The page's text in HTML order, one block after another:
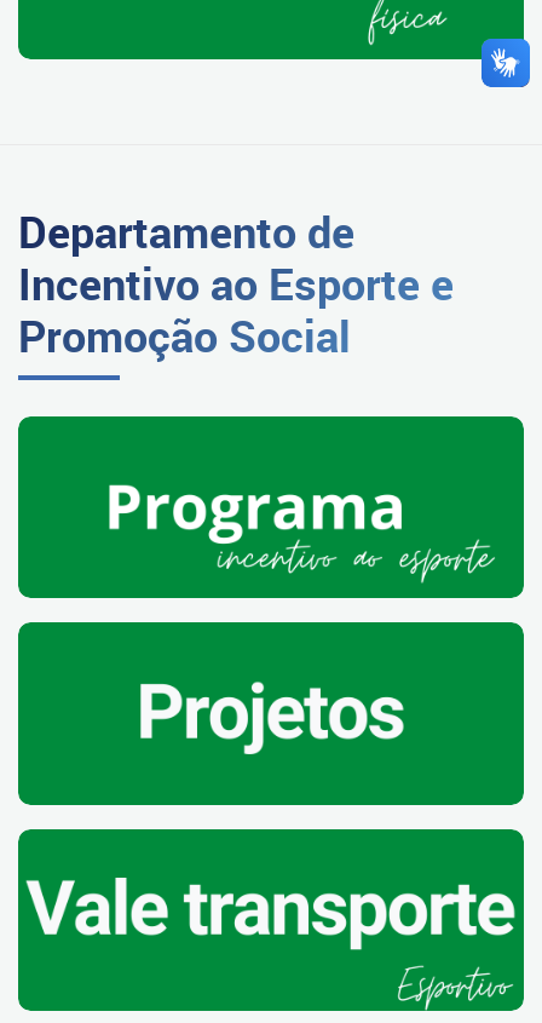
Departamento de
Incentivo ao Esporte e
Promoção Social